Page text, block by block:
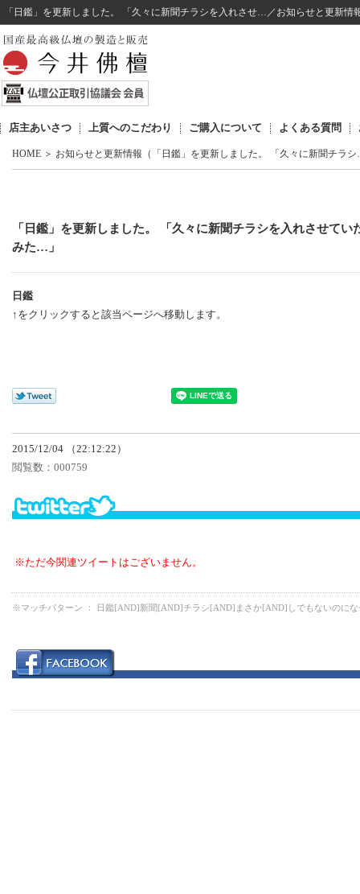
「日鑑」を更新しました。 「久々に新聞チラシを入れさせ…／お知らせと更新情
店主あいさつ 上質へのこだわり ご購入について よくある質問
HOME ＞ お知らせと更新情報（「日鑑」を更新しました。 「久々に新聞チラ
「日鑑」を更新しました。 「久々に新聞チラシを入れさせて
みた…」
日鑑
↑をクリックすると該当ページへ移動します。
2015/12/04 （22:12:22）
閲覧数： 000759
※ただ今関連ツイートはございません。
※マッチパターン ： 日鑑[AND]新聞[AND]チラシ[AND]まさか[AND]しでもないのに